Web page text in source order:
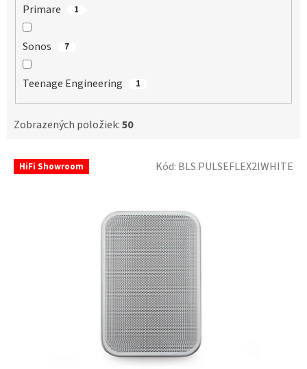
Primare 1
Sonos 7
Teenage Engineering 1
Zobrazených položiek:50
V HiFi Showroom Kód: BLS.PULSEFLEX2IWHITE